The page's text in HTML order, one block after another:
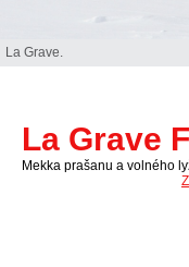
La Grave.
La Grave
Mekka prašanu a volného